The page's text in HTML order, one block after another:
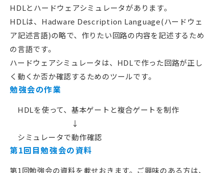
HDLとハードウェアシミュレータがあります。
HDLは、Hadware Description Language(ハードウェ
ア記述言語)の略で、作りたい回路の内容を記述するため
の言語です。
ハードウェアシミュレータは、HDLで作った回路が正し
く動くか否か確認するためのツールです。
勉強会の作業
HDLを使って、基本ゲートと複合ゲートを制作
↓
シミュレータで動作確認
第1回目勉強会の資料
第1回勉強会の資料を載せおきます。ご興味のある方は、